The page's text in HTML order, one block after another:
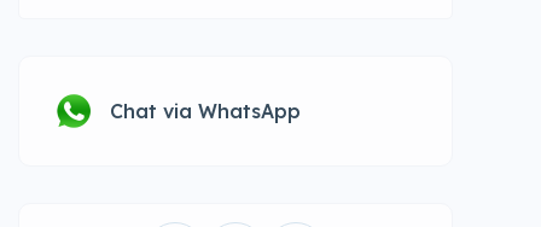
Chat via WhatsApp